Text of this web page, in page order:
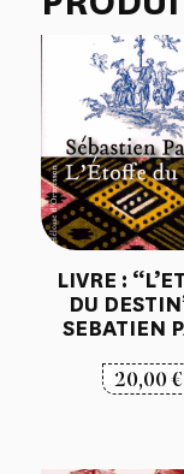
LIVRE :
DU
SEBATIEN
20,00€